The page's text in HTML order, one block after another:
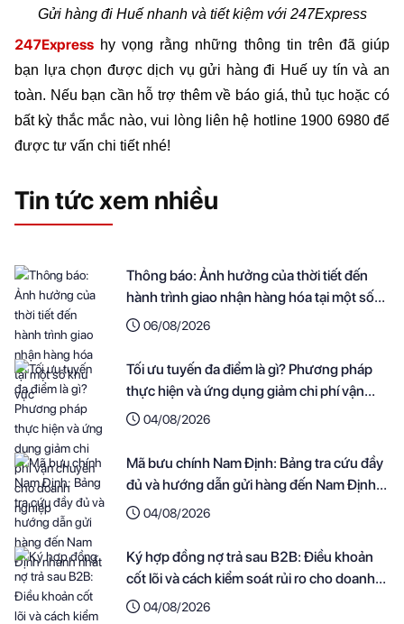
Gửi hàng đi Huế nhanh và tiết kiệm với 247Express
247Express hy vọng rằng những thông tin trên đã giúp
bạn lựa chọn được dịch vụ gửi hàng đi Huế uy tín và an
toàn. Nếu bạn cần hỗ trợ thêm về báo giá, thủ tục hoặc có
bất kỳ thắc mắc nào, vui lòng liên hệ hotline 1900 6980 để
được tư vấn chi tiết nhé!
Tin tức xem nhiều
Thông báo: Ảnh hưởng của thời tiết đến
hành trình giao nhận hàng hóa tại một số
khu vực
06/08/2026
Tối ưu tuyến đa điểm là gì? Phương pháp
thực hiện và ứng dụng giảm chi phí vận
chuyển cho doanh nghiệp
04/08/2026
Mã bưu chính Nam Định: Bảng tra cứu đầy
đủ và hướng dẫn gửi hàng đến Nam Định
nhanh nhất
04/08/2026
Ký hợp đồng nợ trả sau B2B: Điều khoản
cốt lõi và cách kiểm soát rủi ro cho doanh
nghiệp
04/08/2026